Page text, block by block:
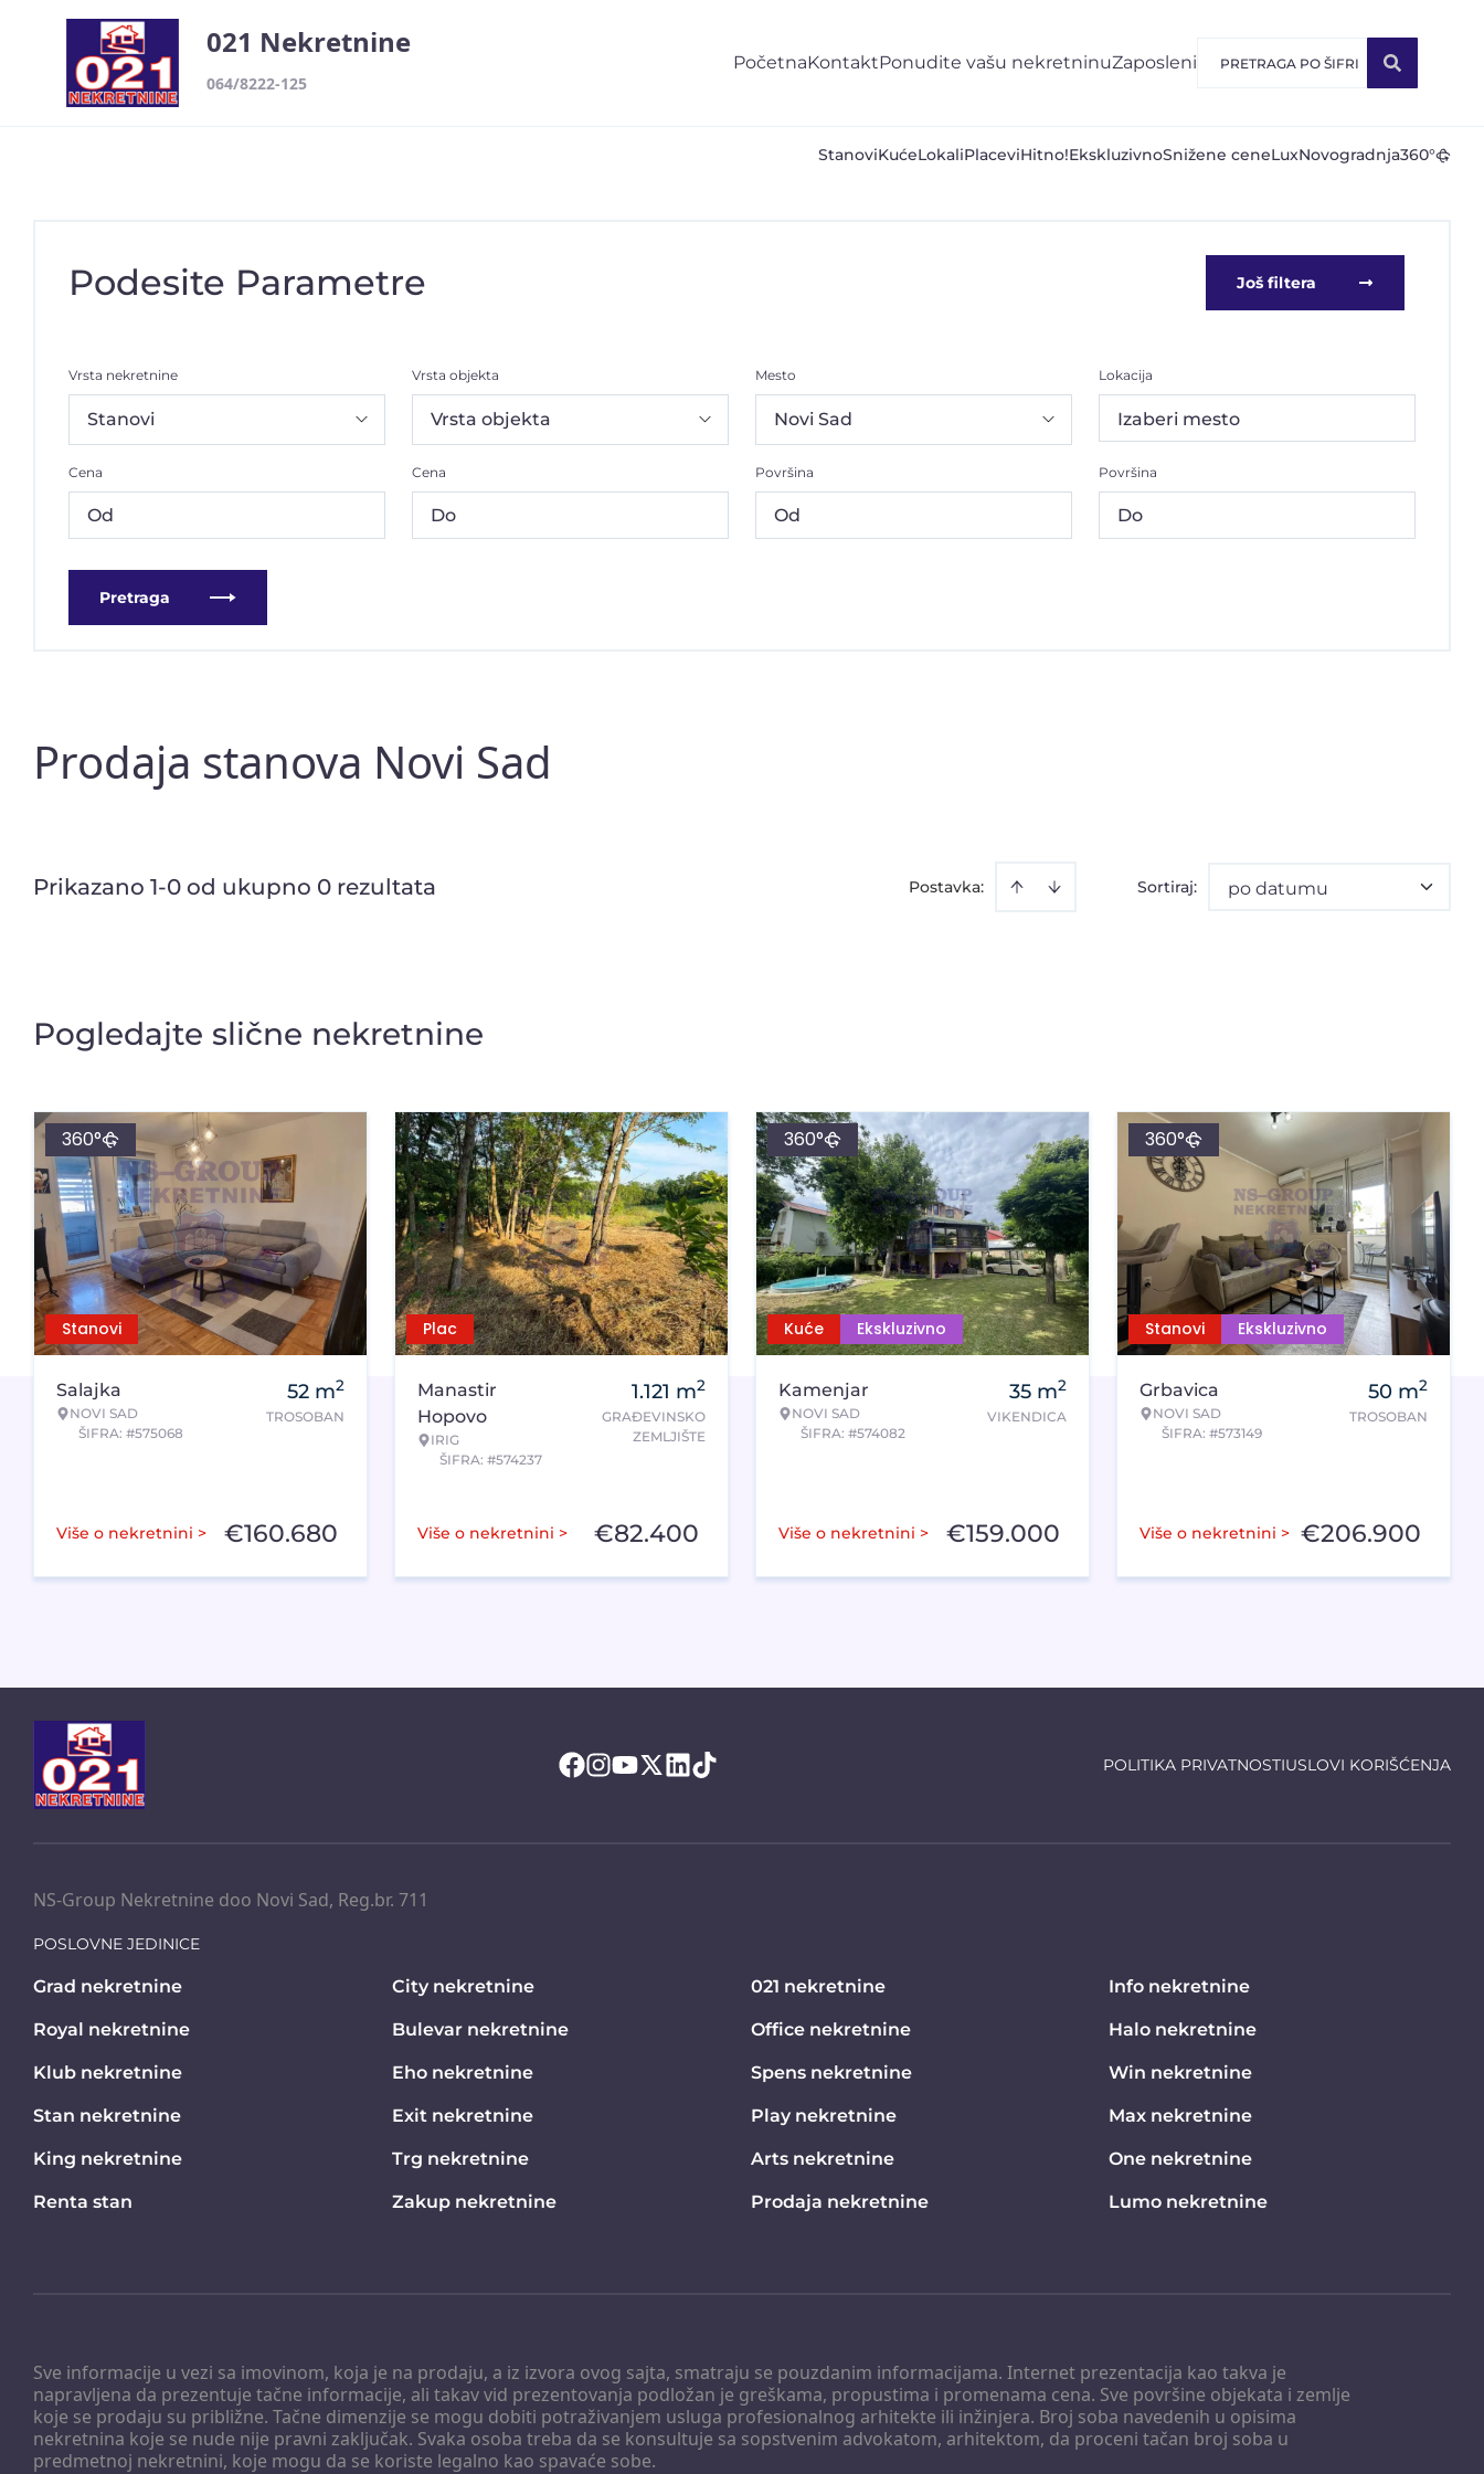
021 Nekretnine
064/8222-125
PočetnaKontaktPonudite vašu nekretninuZaposleni
StanoviKućeLokaliPlaceviHitno!EkskluzivnoSnižene ceneLuxNovogradnja360°
Podesite Parametre Još filtera
Vrsta nekretnine Vrsta objekta Mesto Lokacija
Izaberi mesto
Cena Cena Površina Površina
Pretraga
Prodaja stanova Novi Sad
Prikazano 1-0 od ukupno 0 rezultata Postavka: Sortiraj: po datumu
Pogledajte slične nekretnine
Stanovi
360°
Salajka
NOVI SAD
ŠIFRA: #575068
52 m2
TROSOBAN
Više o nekretnini > €160.680
Plac
Manastir
Hopovo
IRIG
ŠIFRA: #574237
1.121 m2
GRAĐEVINSKO
ZEMLJIŠTE
Više o nekretnini > €82.400
Kuće Ekskluzivno
360°
Kamenjar
NOVI SAD
ŠIFRA: #574082
35 m2
VIKENDICA
Više o nekretnini > €159.000
Stanovi Ekskluzivno
360°
Grbavica
NOVI SAD
ŠIFRA: #573149
50 m2
TROSOBAN
Više o nekretnini > €206.900
POLITIKA PRIVATNOSTIUSLOVI KORIŠĆENJA
Sve informacije u vezi sa imovinom, koja je na prodaju, a iz izvora ovog sajta, smatraju se pouzdanim informacijama. Internet prezentacija kao takva je
napravljena da prezentuje tačne informacije, ali takav vid prezentovanja podložan je greškama, propustima i promenama cena. Sve površine objekata i zemlje
koje se prodaju su približne. Tačne dimenzije se mogu dobiti potraživanjem usluga profesionalnog arhitekte ili inžinjera. Broj soba navedenih u opisima
nekretnina koje se nude nije pravni zaključak. Svaka osoba treba da se konsultuje sa sopstvenim advokatom, arhitektom, da proceni tačan broj soba u
predmetnoj nekretnini, koje mogu da se koriste legalno kao spavaće sobe.
NS-Group Nekretnine doo Novi Sad, Reg.br. 711
POSLOVNE JEDINICE
Grad nekretnine City nekretnine 021 nekretnine Info nekretnine
Royal nekretnine Bulevar nekretnine Office nekretnine Halo nekretnine
Klub nekretnine Eho nekretnine Spens nekretnine Win nekretnine
Stan nekretnine Exit nekretnine Play nekretnine Max nekretnine
King nekretnine Trg nekretnine Arts nekretnine One nekretnine
Renta stan Zakup nekretnine Prodaja nekretnine Lumo nekretnine